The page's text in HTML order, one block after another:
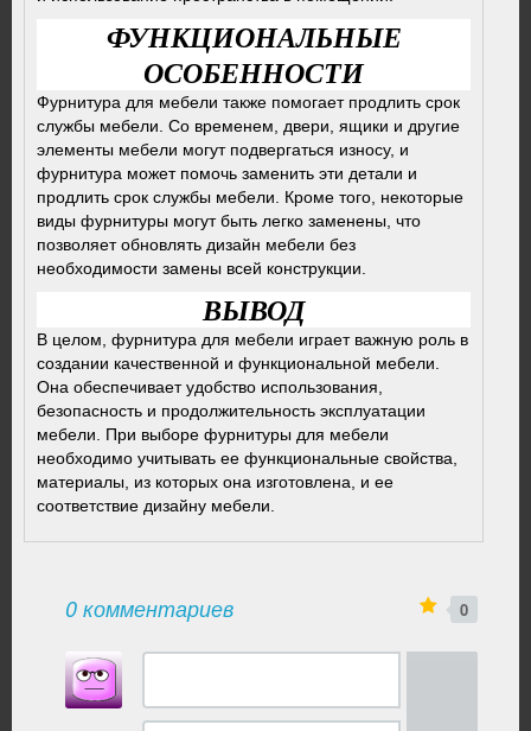
ФУНКЦИОНАЛЬНЫЕ
ОСОБЕННОСТИ
Фурнитура для мебели также помогает продлить срок
службы мебели. Со временем, двери, ящики и другие
элементы мебели могут подвергаться износу, и
фурнитура может помочь заменить эти детали и
продлить срок службы мебели. Кроме того, некоторые
виды фурнитуры могут быть легко заменены, что
позволяет обновлять дизайн мебели без
необходимости замены всей конструкции.
ВЫВОД
В целом, фурнитура для мебели играет важную роль в
создании качественной и функциональной мебели.
Она обеспечивает удобство использования,
безопасность и продолжительность эксплуатации
мебели. При выборе фурнитуры для мебели
необходимо учитывать ее функциональные свойства,
материалы, из которых она изготовлена, и ее
соответствие дизайну мебели.
0 комментариев 0